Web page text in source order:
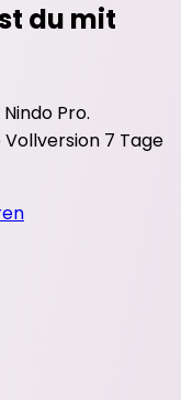
du mit
Pro.
7 Tage